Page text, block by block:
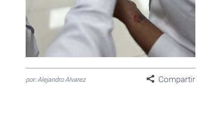
por: Alejandro Alvarez Compartir